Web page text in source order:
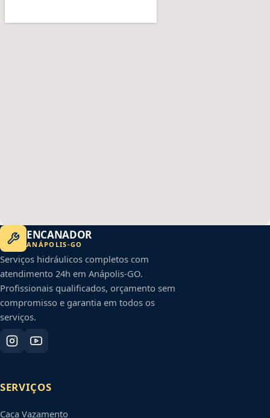
ENCANADOR
ANÁPOLIS-GO
Serviços hidráulicos completos com
atendimento 24h em Anápolis-GO.
Profissionais qualificados, orçamento sem
compromisso e garantia em todos os
serviços.
SERVIÇOS
Caça Vazamento